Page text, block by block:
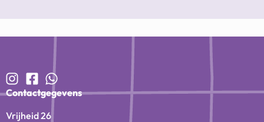
Contactgegevens
Vrijheid 26